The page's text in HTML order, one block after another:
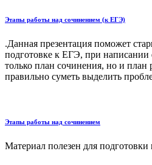
Этапы работы над сочинением (к ЕГЭ)
.Данная презентация поможет
подготовке к ЕГЭ, при написании
только план сочинения, но и план
правильно суметь выделить
Этапы работы над сочинением
Материал полезен для